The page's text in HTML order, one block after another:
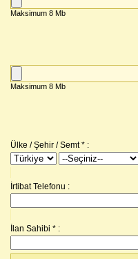
Ülke / Şehir / Semt* :
İrtibat Telefonu :
İlan Sahibi * :